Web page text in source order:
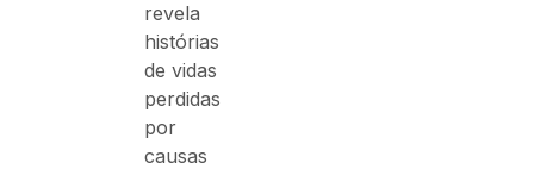
revela
histórias
de vidas
perdidas
por
causas